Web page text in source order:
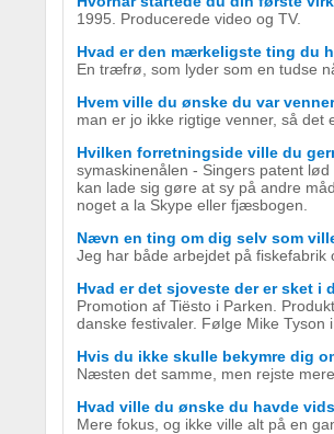
1995. Producerede video og TV.
Hvad er den mærkeligste ting du
En træfrø, som lyder som en tudse
Hvem ville du ønske du var
man er jo ikke rigtige venner, så det
Hvilken forretningside ville du
symaskinenålen - Singers patent
kan lade sig gøre at sy på andre
noget a la Skype eller fjæsbogen.
Nævn en ting om dig selv som
Jeg har både arbejdet på fiskefabrik
Hvad er det sjoveste der er sket i
Promotion af Tiësto i Parken.
danske festivaler. Følge Mike Tyson
Hvis du ikke skulle bekymre dig
Næsten det samme, men rejste
Hvad ville du ønske du havde
Mere fokus, og ikke ville alt på en